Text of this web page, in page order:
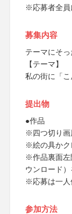
※応募者全員
募集内容
テーマにそ
【テーマ】
私の街に「こ
提出物
●作品
※四つ切り画
※絵の具かク
※作品裏面左
ウンロード
※応募は一人
参加方法